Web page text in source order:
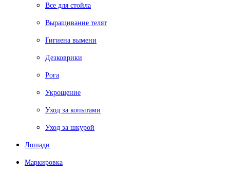
Все для стойла
Выращивание телят
Гигиена вымени
Дезковрики
Рога
Укрощение
Уход за копытами
Уход за шкурой
Лошади
Маркировка